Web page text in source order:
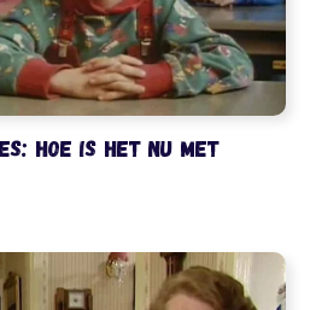
hoe is het nu met